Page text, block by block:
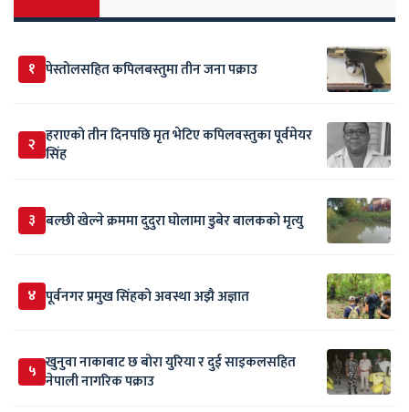
१ पेस्तोलसहित कपिलबस्तुमा तीन जना पक्राउ
२ हराएको तीन दिनपछि मृत भेटिए कपिलवस्तुका पूर्वमेयर
सिंह
३ बल्छी खेल्ने क्रममा दुदुरा घोलामा डुबेर बालकको मृत्यु
४ पूर्वनगर प्रमुख सिंहको अवस्था अझै अज्ञात
५ खुनुवा नाकाबाट छ बोरा युरिया र दुई साइकलसहित
नेपाली नागरिक पक्राउ